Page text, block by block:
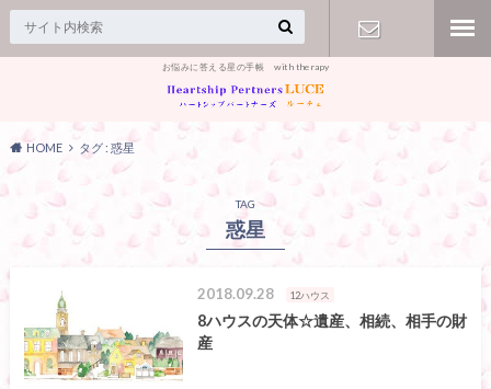
お悩みに答える星の手帳 with therapy
せ】
HOME タグ : 惑星
TAG
惑星
2018.09.28 12ハウス
8ハウスの天体☆遺産、相続、相手の財
産